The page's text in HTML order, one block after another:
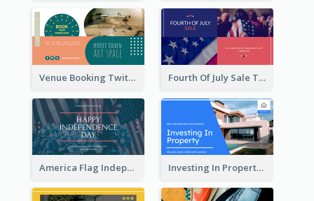
Venue Booking Twitter Post Design Fourth Of July Sale Twitter Post
America Flag Independence Day Twitter Post Investing In Property Real Estate Twitter Post